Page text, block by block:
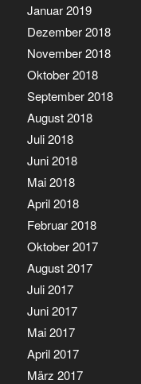
Januar 2019
Dezember 2018
November 2018
Oktober 2018
September 2018
August 2018
Juli 2018
Juni 2018
Mai 2018
April 2018
Februar 2018
Oktober 2017
August 2017
Juli 2017
Juni 2017
Mai 2017
April 2017
März 2017